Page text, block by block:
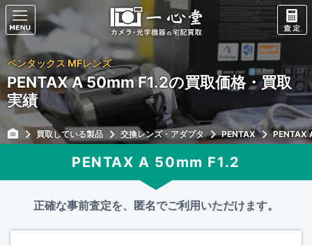
ペンタックス MFレンズ
PENTAX A 50mm F1.2の買取価格・買取
実績
買取している製品 交換レンズ・アダプタ PENTAX PENTAX
PENTAX A 50mm F1.2
正確な事前査定を、匿名でご利用いただけます。